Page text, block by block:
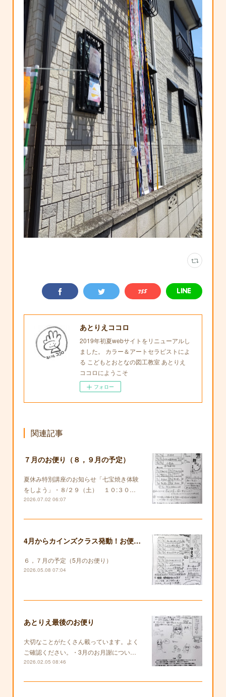
あとりえココロ
2019年初夏webサイトをリニューアルし
ました。 カラー＆アートセラピストによ
る こどもとおとなの図工教室 あとりえ
ココロにようこそ
フォロー
関連記事
７月のお便り（８，９月の予定）
夏休み特別講座のお知らせ「七宝焼き体験
をしよう」・８/２９（土） １０:３０…
2026.07.02 06:07
4月からカインズクラス発動！お便りも復活します！
６，７月の予定（5月のお便り）
2026.05.08 07:04
あとりえ最後のお便り
大切なことがたくさん載っています。よく
ご確認ください。・3月のお月謝につい…
2026.02.05 08:46